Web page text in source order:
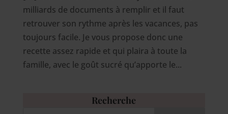
milliards de documents à remplir et il faut
retrouver son rythme après les vacances, pas
toujours facile. Je vous propose donc une
recette assez rapide et qui plaira à toute la
famille, avec le goût sucré qu’apporte le...
Recherche